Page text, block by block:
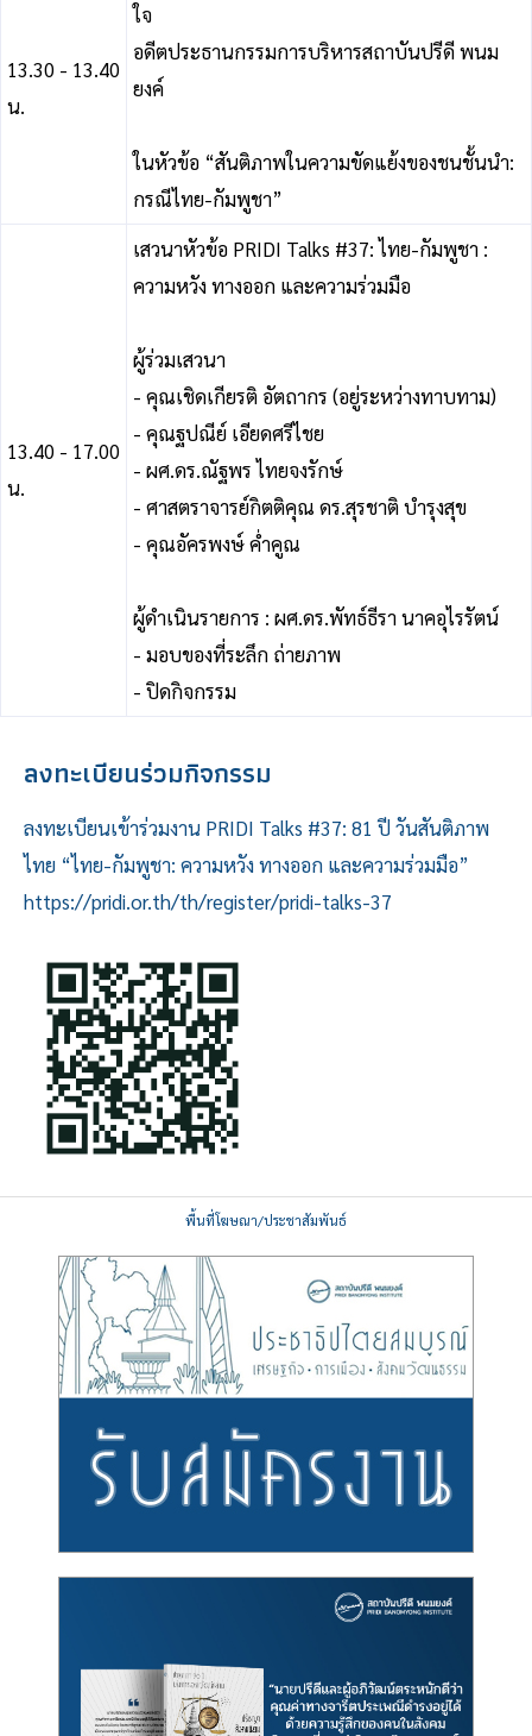
13.30 - 13.40
น.
ใจ
อดีตประธานกรรมการบริหารสถาบันปรีดี พนม
ยงค์
ในหัวข้อ “สันติภาพในความขัดแย้งของชนชั้นนำ:
กรณีไทย-กัมพูชา”
13.40 - 17.00
น.
เสวนาหัวข้อ PRIDI Talks #37: ไทย-กัมพูชา :
ความหวัง ทางออก และความร่วมมือ
ผู้ร่วมเสวนา
- คุณเชิดเกียรติ อัตถากร (อยู่ระหว่างทาบทาม)
- คุณฐปณีย์ เอียดศรีไชย
- ผศ.ดร.ณัฐพร ไทยจงรักษ์
- ศาสตราจารย์กิตติคุณ ดร.สุรชาติ บำรุงสุข
- คุณอัครพงษ์ ค่ำคูณ
ผู้ดําเนินรายการ : ผศ.ดร.พัทธ์ธีรา นาคอุไรรัตน์
- มอบของที่ระลึก ถ่ายภาพ
- ปิดกิจกรรม
ลงทะเบียนร่วมกิจกรรม
ลงทะเบียนเข้าร่วมงาน PRIDI Talks #37: 81 ปี วันสันติภาพ
ไทย “ไทย-กัมพูชา: ความหวัง ทางออก และความร่วมมือ”
https://pridi.or.th/th/register/pridi-talks-37
พื้นที่โฆษณา/ประชาสัมพันธ์